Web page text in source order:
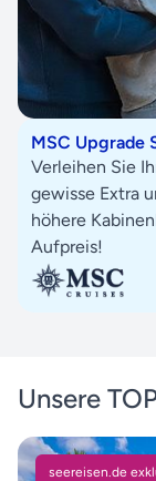
MSC Upgrade
Verleihen Sie
gewisse Extra
höhere
Aufpreis!
Unsere
seereisen.de